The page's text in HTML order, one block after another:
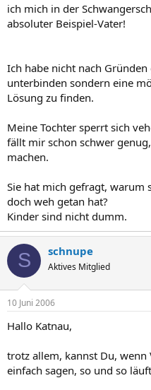
ich mich in der
absoluter Beispiel-Vater!
Ich habe nicht nach
unterbinden sondern eine
Lösung zu finden.
Meine Tochter sperrt sich
fällt mir schon schwer
machen.
Sie hat mich gefragt, warum
doch weh getan hat?
Kinder sind nicht dumm.
S schnupe
Aktives Mitglied
10 Juni 2006
Hallo Katnau,
trotz allem, kannst Du,
einfach sagen, so und so